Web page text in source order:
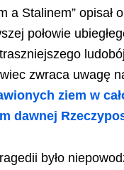
a Stalinem” opisał
połowie
zwraca uwagę
ziem w
dawnej
było